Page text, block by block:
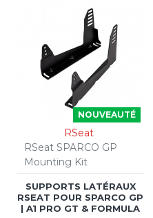
NOUVEAUTÉ
RSeat
RSeat SPARCO GP
Mounting Kit
SUPPORTS LATÉRAUX
RSEAT POUR SPARCO GP
| A1 PRO GT & FORMULA